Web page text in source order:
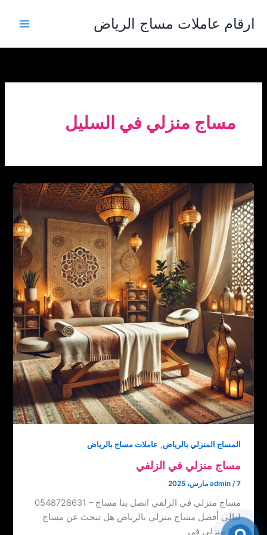
المحتوى
ارقام عاملات مساج الرياض
مساج منزلي في السليل
المساج المنزلي بالرياض, عاملات مساج بالرياض
مساج منزلي في الزلفي
admin /7 مارس، 2025
مساج منزلي في الزلفي اتصل بنا ‏‪0548728631 – مساج
ليالي أفضل مساج منزلي بالرياض هل تبحث عن مساج
منزلي في […]